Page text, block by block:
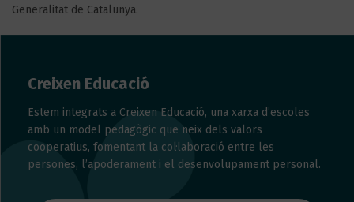
Generalitat de Catalunya.
Creixen Educació
Estem integrats a Creixen Educació, una xarxa d’escoles
amb un model pedagògic que neix dels valors
cooperatius, fomentant la col·laboració entre les
persones, l’apoderament i el desenvolupament personal.